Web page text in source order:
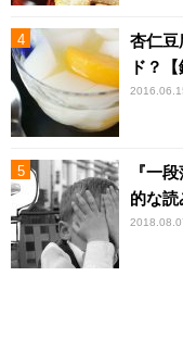
杏仁豆
ド？
『一
的な読